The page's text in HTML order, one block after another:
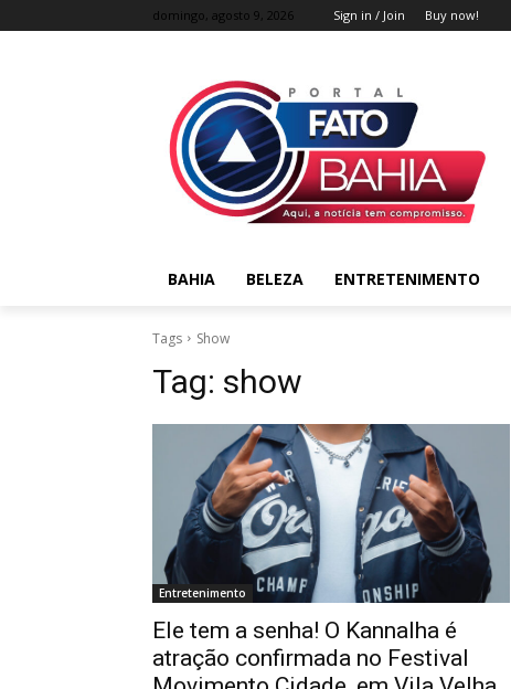
domingo, agosto 9, 2026 Sign in / Join Buy now!
BAHIA BELEZA ENTRETENIMENTO
Tags Show
Tag: show
Entretenimento
Ele tem a senha! O Kannalha é
atração confirmada no Festival